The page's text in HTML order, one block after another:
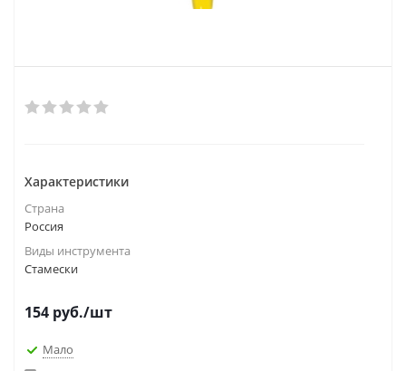
Характеристики
Страна
Россия
Виды инструмента
Стамески
154 руб./шт
Мало